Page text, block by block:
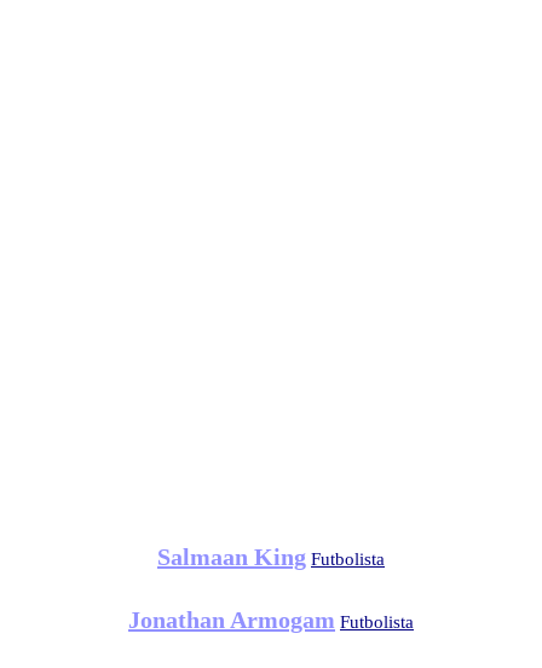
Salmaan King Futbolista
Jonathan Armogam Futbolista